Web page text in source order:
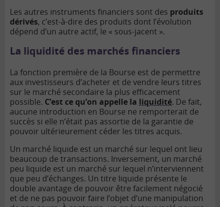
Les autres instruments financiers sont des produits
dérivés, c’est-à-dire des produits dont l’évolution
dépend d’un autre actif, le « sous-jacent ».
La liquidité des marchés financiers
La fonction première de la Bourse est de permettre
aux investisseurs d’acheter et de vendre leurs titres
sur le marché secondaire la plus efficacement
possible. C’est ce qu’on appelle la liquidité. De fait,
aucune introduction en Bourse ne remporterait de
succès si elle n’était pas assortie de la garantie de
pouvoir ultérieurement céder les titres acquis.
Un marché liquide est un marché sur lequel ont lieu
beaucoup de transactions. Inversement, un marché
peu liquide est un marché sur lequel n’interviennent
que peu d’échanges. Un titre liquide présente le
double avantage de pouvoir être facilement négocié
et de ne pas pouvoir faire l’objet d’une manipulation